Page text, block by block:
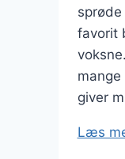
favorit
giver
Læs